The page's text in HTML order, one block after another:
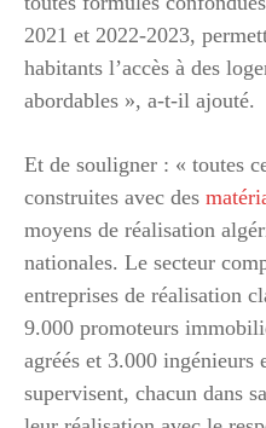
2021 et 2022-2023,
habitants l’accès à des
abordables », a-t-il ajouté.
Et de souligner : « toutes
construites avec des
moyens de réalisation
nationales. Le secteur
entreprises de réalisation
9.000 promoteurs
agréés et 3.000
supervisent, chacun dans